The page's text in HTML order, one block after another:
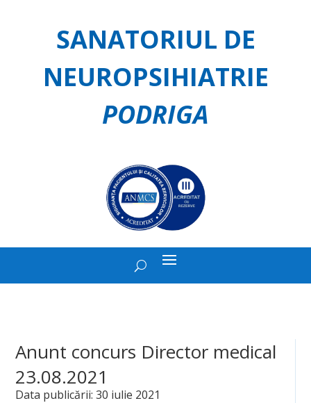
SANATORIUL DE
NEUROPSIHIATRIE
PODRIGA
Anunt concurs Director medical
23.08.2021
Data publicării: 30 iulie 2021